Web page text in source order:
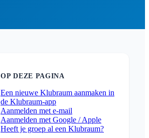
OP DEZE PAGINA
Een nieuwe Klubraum aanmaken in
de Klubraum-app
Aanmelden met e-mail
Aanmelden met Google / Apple
Heeft je groep al een Klubraum?